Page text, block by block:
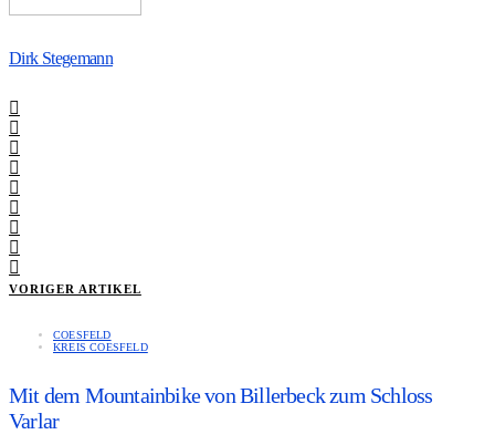
Dirk Stegemann
VORIGER ARTIKEL
COESFELD
KREIS COESFELD
Mit dem Mountainbike von Billerbeck zum Schloss
Varlar